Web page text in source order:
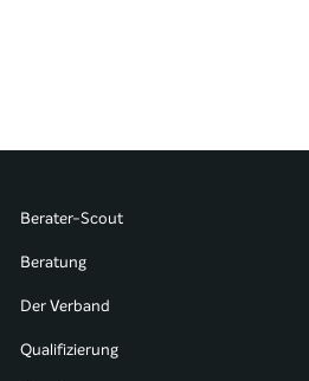
Berater-Scout
Beratung
Der Verband
Qualifizierung